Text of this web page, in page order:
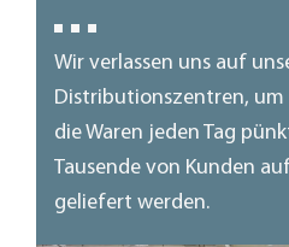
Wir verlassen uns auf
Distributionszentren, um
die Waren jeden Tag
Tausende von Kunden
geliefert werden.